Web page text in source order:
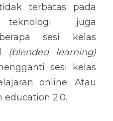
terbatas pada
juga
sesi kelas
(blended learning)
sesi kelas
online. Atau
2.0.